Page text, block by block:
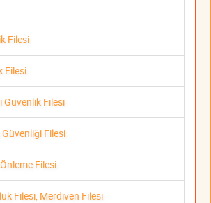
Filesi
Filesi
Güvenlik Filesi
Filesi
Filesi
Filesi, Merdiven Filesi